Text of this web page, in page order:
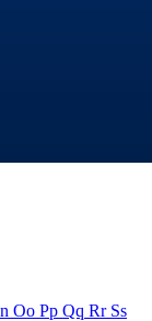
Oo Pp Qq Rr Ss